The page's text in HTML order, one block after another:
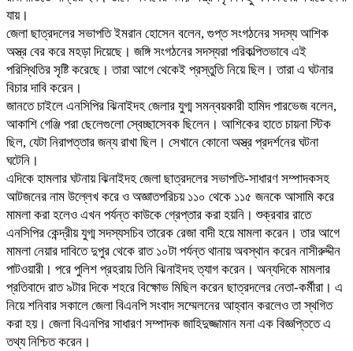
যায়।
জেলা ছাত্রদলের সভাপতি ইমরান হোসেন বলেন, গুপ্ত সংগঠনের সদস্য আশিক
অস্ত্র বের করে মহড়া দিয়েছে। জঙ্গি সংগঠনের সদস্যরা পরিকল্পিতভাবে এই
পরিস্থিতির সৃষ্টি করেছে। তারা আগে থেকেই প্রস্তুতি নিয়ে ছিল। তারা এ ঘটনার
বিচার দাবি করেন।
জানতে চাইলে এনসিপির ঝিনাইদহ জেলার যুগ্ম সমন্বয়কারী হামিদ পারভেজ বলেন,
আকাশি গেঞ্জি পরা ছেলেগুলো স্বেচ্ছাসেবক ছিলেন। আশিকের হাতে চায়না স্টিক
ছিল, যেটা নিরাপত্তার জন্য রাখা ছিল। সেখানে কোনো অস্ত্র প্রদর্শনের ঘটনা
ঘটেনি।
এদিকে হামলার ঘটনায় ঝিনাইদহ জেলা ছাত্রদলের সভাপতি-সাধারণ সম্পাদকসহ
আটজনের নাম উল্লেখ করে ও অজ্ঞাতপরিচয় ১১০ থেকে ১১৫ জনকে আসামি করে
মামলা করা হলেও এখন পর্যন্ত কাউকে গ্রেপ্তার করা হয়নি। শুক্রবার রাতে
এনসিপির কেন্দ্রীয় যুগ্ম সদস্যসচিব তারেক রেজা বাদী হয়ে মামলা করেন। তার আগে
মামলা নেয়ার দাবিতে দুপুর থেকে রাত ১০টা পর্যন্ত থানায় অবস্থান করেন নাসীরুদ্দীন
পাটওয়ারী। পরে পুলিশ প্রহরায় তিনি ঝিনাইদহ ত্যাগ করেন। অন্যদিকে মামলার
প্রতিবাদে রাত ৯টার দিকে শহরে বিক্ষোভ মিছিল করেন ছাত্রদলের নেতা-কর্মীরা। এ
নিয়ে শনিবার সকালে জেলা বিএনপি সংবাদ সম্মেলনের আহ্বান করলেও তা স্থগিত
করা হয়। জেলা বিএনপির সাধারণ সম্পাদক জাহিদুজ্জামান মনা এক বিজ্ঞপ্তিতে এ
তথ্য নিশ্চিত করেন।